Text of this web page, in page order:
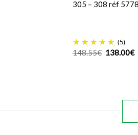
305 – 308 réf
(5)
148.55€ Le
138.00€Le